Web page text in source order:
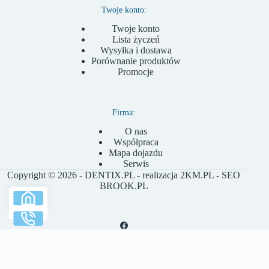
Twoje konto:
Twoje konto
Lista życzeń
Wysyłka i dostawa
Porównanie produktów
Promocje
Firma:
O nas
Współpraca
Mapa dojazdu
Serwis
Copyright © 2026 - DENTIX.PL - realizacja 2KM.PL - SEO
BROOK.PL